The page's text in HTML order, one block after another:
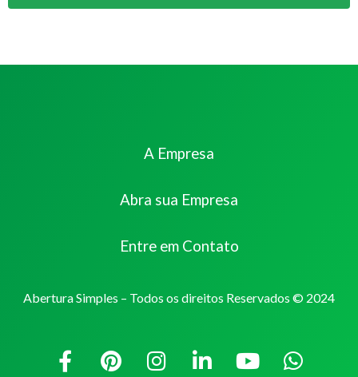
A Empresa
Abra sua Empresa
Entre em Contato
Abertura Simples – Todos os direitos Reservados © 2024